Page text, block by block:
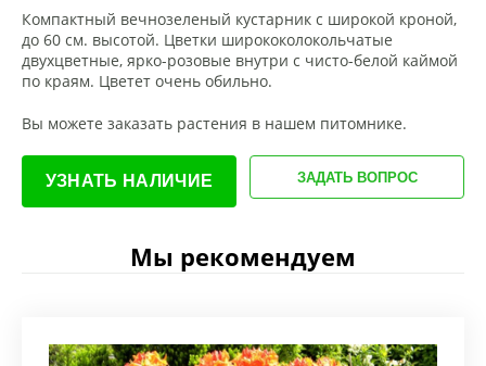
Компактный вечнозеленый кустарник с широкой кроной,
до 60 см. высотой. Цветки ширококолокольчатые
двухцветные, ярко-розовые внутри с чисто-белой каймой
по краям. Цветет очень обильно.
Вы можете заказать растения в нашем питомнике.
УЗНАТЬ НАЛИЧИЕ ЗАДАТЬ ВОПРОС
Мы рекомендуем